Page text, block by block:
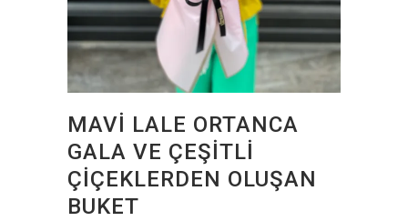
MAVI LALE ORTANCA
GALA VE ÇEŞITLI
ÇIÇEKLERDEN OLUŞAN
BUKET